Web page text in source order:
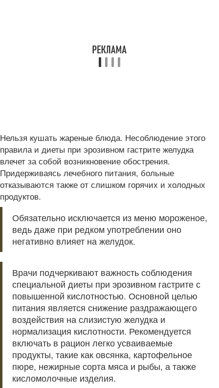
Нельзя кушать жареные блюда. Несоблюдение этого
правила и диеты при эрозивном гастрите желудка
влечет за собой возникновение обострения.
Придерживаясь лечебного питания, больные
отказываются также от слишком горячих и холодных
продуктов.
Обязательно исключается из меню мороженое,
ведь даже при редком употреблении оно
негативно влияет на желудок.
Врачи подчеркивают важность соблюдения
специальной диеты при эрозивном гастрите с
повышенной кислотностью. Основной целью
питания является снижение раздражающего
воздействия на слизистую желудка и
нормализация кислотности. Рекомендуется
включать в рацион легко усваиваемые
продукты, такие как овсянка, картофельное
пюре, нежирные сорта мяса и рыбы, а также
кисломолочные изделия.